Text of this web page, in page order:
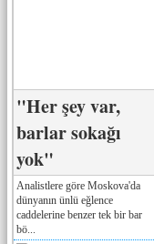
"Her şey var,
barlar sokağı
yok"
Analistlere göre Moskova'da
dünyanın ünlü eğlence
caddelerine benzer tek bir bar
bö...